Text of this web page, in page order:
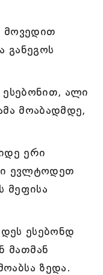
მოვედით
განეგოს
ალი
მოაბადმდე,
ერი
ევლტოდეთ
მეფისა
ესებონდ
მათმან
ზედა.